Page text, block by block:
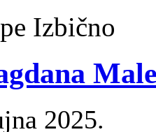
Izbično
2025.